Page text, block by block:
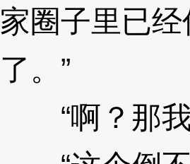
家圈子里已
了。”
“啊？那我